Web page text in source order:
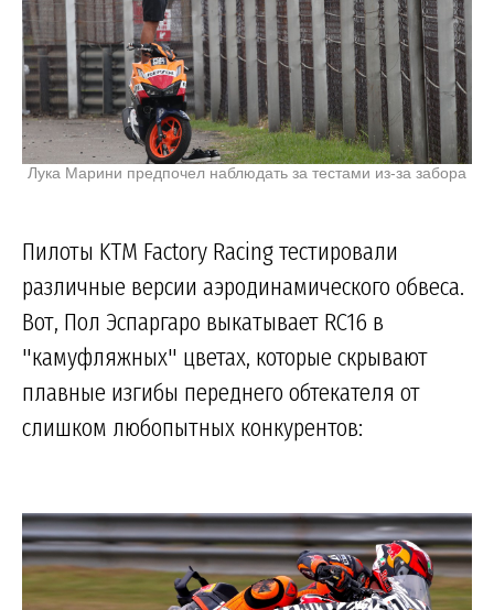
Лука Марини предпочел наблюдать за тестами из-за забора
Пилоты KTM Factory Racing тестировали
различные версии аэродинамического обвеса.
Вот, Пол Эспаргаро выкатывает RC16 в
"камуфляжных" цветах, которые скрывают
плавные изгибы переднего обтекателя от
слишком любопытных конкурентов: